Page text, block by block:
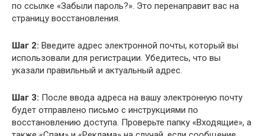
по ссылке «Забыли пароль?». Это перенаправит вас на
страницу восстановления.
Шаг 2: Введите адрес электронной почты, который вы
использовали для регистрации. Убедитесь, что вы
указали правильный и актуальный адрес.
Шаг 3: После ввода адреса на вашу электронную почту
будет отправлено письмо с инструкциями по
восстановлению доступа. Проверьте папку «Входящие», а